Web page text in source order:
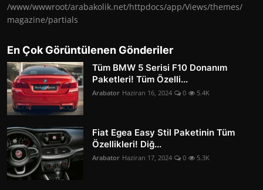
/www/wwwroot/arabakolik.net/httpdocs/app/Views/themes/
magazine/partials
En Çok Görüntülenen Gönderiler
Tüm BMW 5 Serisi F10 Donanım
Paketleri! Tüm Özelli...
Arabator Haziran 16, 2024 0 5.4K
Fiat Egea Easy Stil Paketinin Tüm
Özellikleri! Diğ...
Arabator Haziran 17, 2024 0 5.3K